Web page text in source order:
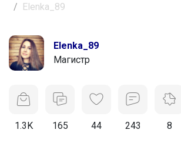
Elenka_89
Elenka_89
Магистр
1.3K 165 44 243 8